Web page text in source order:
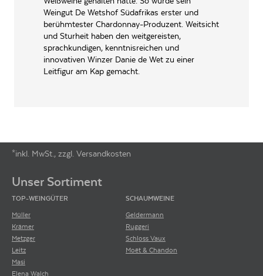
Weingut De Wetshof Südafrikas erster und
berühmtester Chardonnay-Produzent. Weitsicht
und Sturheit haben den weitgereisten,
sprachkundigen, kenntnisreichen und
innovativen Winzer Danie de Wet zu einer
Leitfigur am Kap gemacht.
*inkl. MwSt., zzgl. Versandkosten
Unser Sortiment
TOP-WEINGÜTER
Müller
Krämer
Metzger
Leitz
Masi
Elena Walch
SCHAUMWEINE
Geldermann
Ruggeri
Schloss Vaux
Moët & Chandon